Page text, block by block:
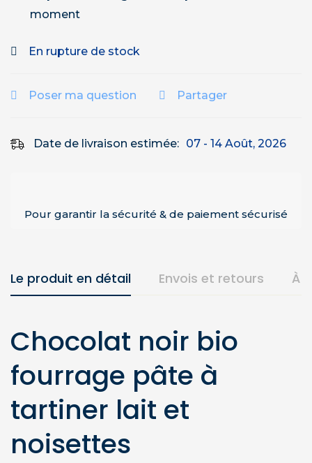
moment
En rupture de stock
Poser ma question Partager
Date de livraison estimée: 07 - 14 Août, 2026
Pour garantir la sécurité & de paiement sécurisé
Le produit en détail Envois et retours À
Chocolat noir bio
fourrage pâte à
tartiner lait et
noisettes